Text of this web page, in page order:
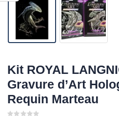
Kit ROYAL
Gravure d’Art
Requin Marteau